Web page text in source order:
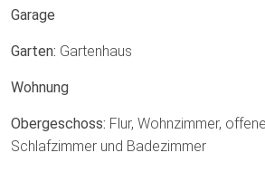
Garage
Garten: Gartenhaus
Wohnung
Obergeschoss: Flur, Wohnzimmer,
Schlafzimmer und Badezimmer